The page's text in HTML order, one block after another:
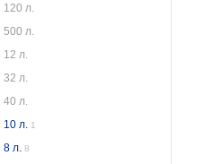
120 л.
500 л.
12 л.
32 л.
40 л.
10 л. 1
8 л. 8